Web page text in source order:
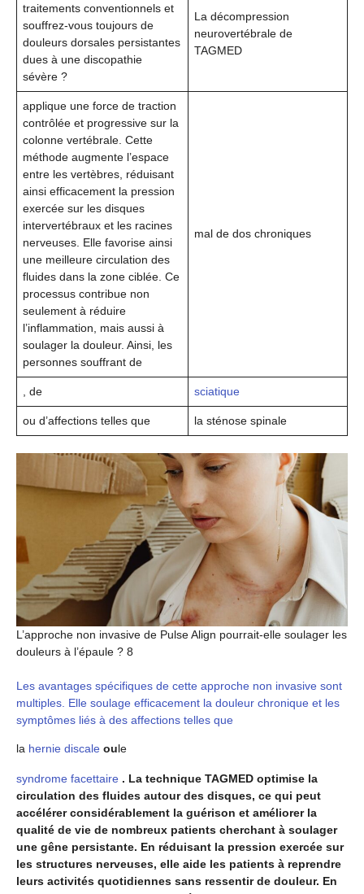
traitements conventionnels et
souffrez-vous toujours de
douleurs dorsales persistantes
dues à une discopathie
sévère ?
La décompression
neurovertébrale de
TAGMED
applique une force de traction
contrôlée et progressive sur la
colonne vertébrale. Cette
méthode augmente l’espace
entre les vertèbres, réduisant
ainsi efficacement la pression
exercée sur les disques
intervertébraux et les racines
nerveuses. Elle favorise ainsi
une meilleure circulation des
fluides dans la zone ciblée. Ce
processus contribue non
seulement à réduire
l’inflammation, mais aussi à
soulager la douleur. Ainsi, les
personnes souffrant de
mal de dos chroniques
, de sciatique
ou d’affections telles que la sténose spinale
L’approche non invasive de Pulse Align pourrait-elle soulager les
douleurs à l’épaule ? 8
Les avantages spécifiques de cette approche non invasive sont
multiples. Elle soulage efficacement la douleur chronique et les
symptômes liés à des affections telles que
la hernie discale oule
syndrome facettaire . La technique TAGMED optimise la
circulation des fluides autour des disques, ce qui peut
accélérer considérablement la guérison et améliorer la
qualité de vie de nombreux patients cherchant à soulager
une gêne persistante. En réduisant la pression exercée sur
les structures nerveuses, elle aide les patients à reprendre
leurs activités quotidiennes sans ressentir de douleur. En